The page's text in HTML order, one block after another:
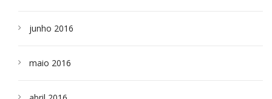
junho 2016
maio 2016